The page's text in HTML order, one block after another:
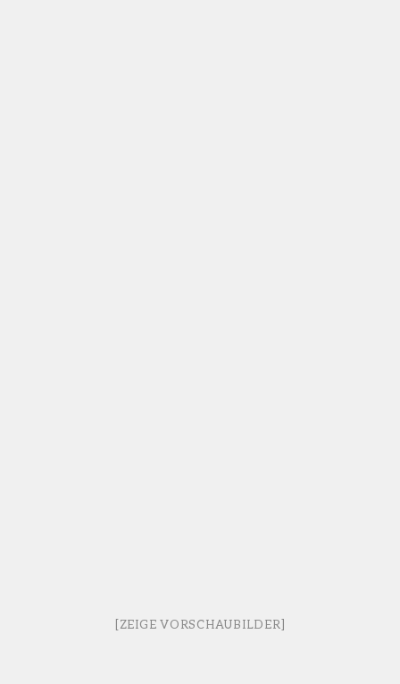
[ZEIGE VORSCHAUBILDER]